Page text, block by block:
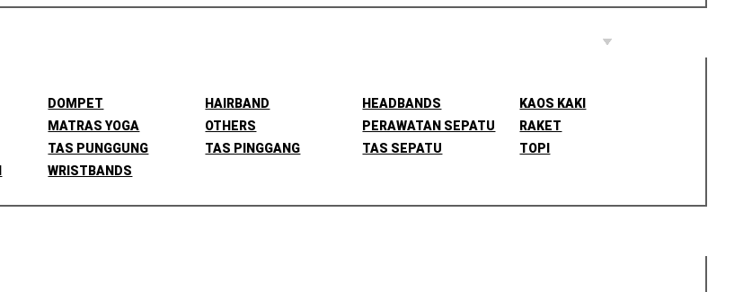
DOMPET HAIRBAND HEADBANDS
KAOS KAKI
MATRAS YOGA OTHERS PERAWATAN SEPATU
RAKET
TAS PUNGGUNG TAS PINGGANG TAS SEPATU
TOPI
WRISTBANDS